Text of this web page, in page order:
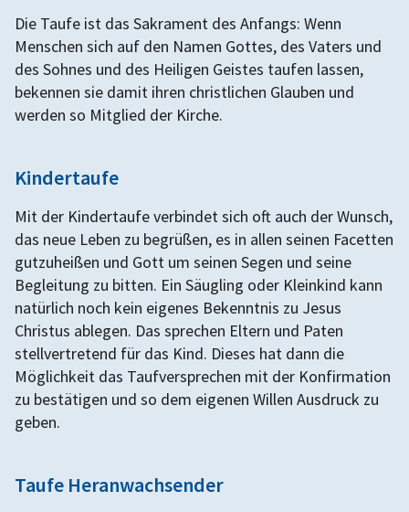
Die Taufe ist das Sakrament des Anfangs: Wenn
Menschen sich auf den Namen Gottes, des Vaters und
des Sohnes und des Heiligen Geistes taufen lassen,
bekennen sie damit ihren christlichen Glauben und
werden so Mitglied der Kirche.​
Kindertaufe
Mit der Kindertaufe verbindet sich oft auch der Wunsch,
das neue Leben zu begrüßen, es in allen seinen Facetten
gutzuheißen und Gott um seinen Segen und seine
Begleitung zu bitten. Ein Säugling oder Kleinkind kann
natürlich noch kein eigenes Bekenntnis zu Jesus
Christus ablegen. Das sprechen Eltern und Paten
stellvertretend für das Kind. Dieses hat dann die
Möglichkeit das Taufversprechen mit der Konfirmation
zu bestätigen und so dem eigenen Willen Ausdruck zu
geben.
Taufe Heranwachsender